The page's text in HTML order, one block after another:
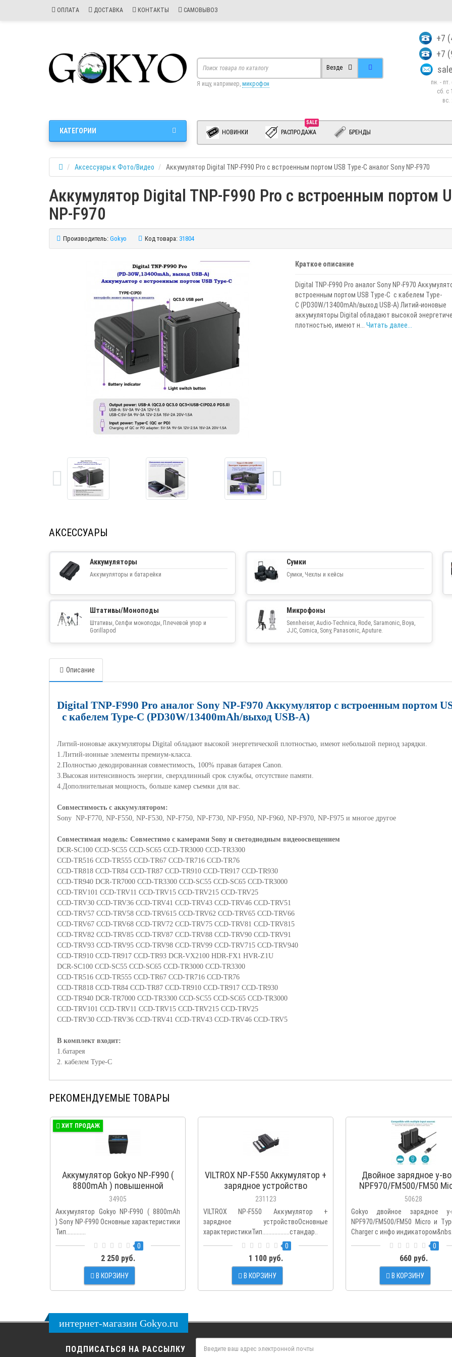
ОПЛАТА ДОСТАВКА КОНТАКТЫ САМОВЫВОЗ
+7
+7
пн. -
сб. c
вс.
Везде
Я ищу, например, микрофон
НОВИНКИ
SALE
РАСПРОДАЖА БРЕНДЫ
КАТЕГОРИИ
Аксессуары к Фото/Видео Аккумулятор Digital TNP-F990 Pro с встроенным портом USB Type-C аналог Sony NP-F970
Аккумулятор Digital TNP-F990 Pro с встроенным портом
NP-F970
Производитель: Gokyo Код товара: 31804
Краткое описание
Digital TNP-F990 Pro аналог Sony NP-F970
встроенным портом USB Type-C с кабелем Type-
C (PD30W/13400mAh/выход USB-A) Литий-ионовые
аккумуляторы Digital обладают высокой
плотностью, имеют н... Читать далее...
АКСЕССУАРЫ
Аккумуляторы
Аккумуляторы и батарейки
Сумки
Сумки, Чехлы и кейсы
Штативы/Моноподы
Штативы, Селфи моноподы, Плечевой упор и
Gorillapod
Микрофоны
Sennheiser, Audio-Technica, Rode, Saramonic, Boya,
JJC, Comica, Sony, Panasonic, Aputure.
Описание
Digital TNP-F990 Pro аналог Sony NP-F970 Аккумулятор с встроенным портом
с кабелем Type-C (PD30W/13400mAh/выход USB-A)
Литий-ионовые аккумуляторы Digital обладают высокой энергетической плотностью, имеют небольшой период зарядки.
1.Литий-ионные элементы премиум-класса.
2.Полностью декодированная совместимость, 100% правая батарея Canon.
3.Высокая интенсивность энергии, сверхдлинный срок службы, отсутствие памяти.
4.Дополнительная мощность, больше камер съемки для вас.
Совместимость с аккумулятором:
Sony NP-F770, NP-F550, NP-F530, NP-F750, NP-F730, NP-F950, NP-F960, NP-F970, NP-F975 и многое другое
Совместимая модель: Совместимо с камерами Sony и светодиодным видеоосвещением
DCR-SC100 CCD-SC55 CCD-SC65 CCD-TR3000 CCD-TR3300
CCD-TR516 CCD-TR555 CCD-TR67 CCD-TR716 CCD-TR76
CCD-TR818 CCD-TR84 CCD-TR87 CCD-TR910 CCD-TR917 CCD-TR930
CCD-TR940 DCR-TR7000 CCD-TR3300 CCD-SC55 CCD-SC65 CCD-TR3000
CCD-TRV101 CCD-TRV11 CCD-TRV15 CCD-TRV215 CCD-TRV25
CCD-TRV30 CCD-TRV36 CCD-TRV41 CCD-TRV43 CCD-TRV46 CCD-TRV51
CCD-TRV57 CCD-TRV58 CCD-TRV615 CCD-TRV62 CCD-TRV65 CCD-TRV66
CCD-TRV67 CCD-TRV68 CCD-TRV72 CCD-TRV75 CCD-TRV81 CCD-TRV815
CCD-TRV82 CCD-TRV85 CCD-TRV87 CCD-TRV88 CCD-TRV90 CCD-TRV91
CCD-TRV93 CCD-TRV95 CCD-TRV98 CCD-TRV99 CCD-TRV715 CCD-TRV940
CCD-TR910 CCD-TR917 CCD-TR93 DCR-VX2100 HDR-FX1 HVR-Z1U
DCR-SC100 CCD-SC55 CCD-SC65 CCD-TR3000 CCD-TR3300
CCD-TR516 CCD-TR555 CCD-TR67 CCD-TR716 CCD-TR76
CCD-TR818 CCD-TR84 CCD-TR87 CCD-TR910 CCD-TR917 CCD-TR930
CCD-TR940 DCR-TR7000 CCD-TR3300 CCD-SC55 CCD-SC65 CCD-TR3000
CCD-TRV101 CCD-TRV11 CCD-TRV15 CCD-TRV215 CCD-TRV25
CCD-TRV30 CCD-TRV36 CCD-TRV41 CCD-TRV43 CCD-TRV46 CCD-TRV5
В комплект входит:
1.батарея
2. кабелем Type-C
РЕКОМЕНДУЕМЫЕ ТОВАРЫ
ХИТ ПРОДАЖ
Аккумулятор Gokyo NP-F990 (
8800mAh ) повышенной
ёмкости с индикатором
34905
Аккумулятор Gokyo NP-F990 ( 8800mAh
) Sony NP-F990 Основные характеристики
Тип.............
0
2 250 руб.
В КОРЗИНУ
VILTROX NP-F550 Аккумулятор +
зарядное устройство
231123
VILTROX NP-F550 Аккумулятор +
зарядное устройствоОсновные
характеристикиТип..................стандар..
0
1 100 руб.
В КОРЗИНУ
Двойное зарядное у-во
NPF970/FM500/FM50
Type-C USB Charger с
индикатором для Sony
np-fm500 и np-fm50
50628
Gokyo двойное зарядное
NPF970/FM500/FM50 Micro и
Charger с инфо индикатором&nbs..
0
660 руб.
В КОРЗИНУ
интернет-магазин Gokyo.ru
ПОДПИСАТЬСЯ НА РАССЫЛКУ